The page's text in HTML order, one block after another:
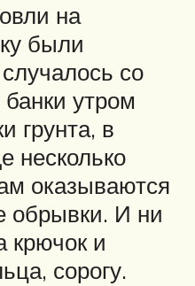
на
были
со
утром
грунта, в
несколько
оказываются
обрывки. И ни
крючок и
сорогу.